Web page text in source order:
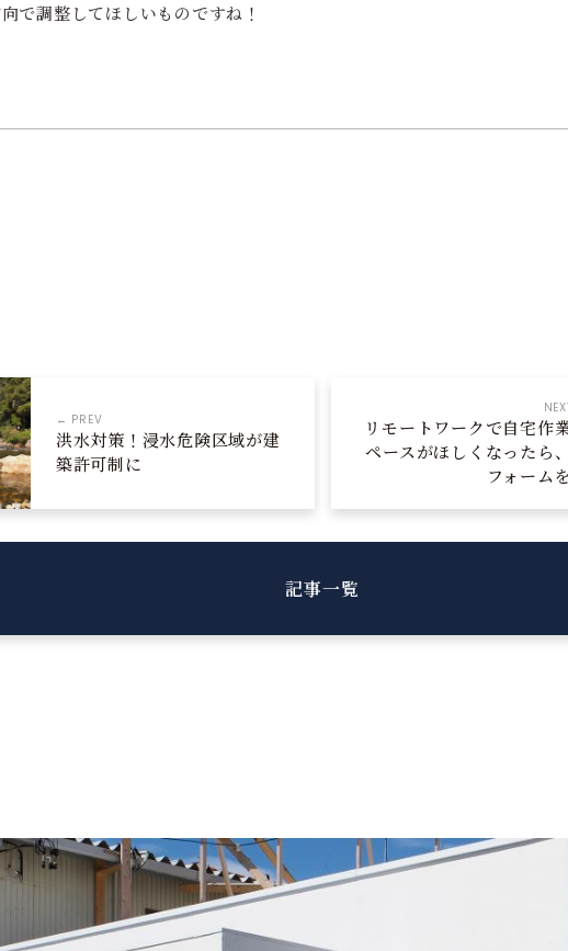
で調整してほしいものですね！
← PREV
洪水対策！浸水危険区域が建
築許可制に
リモートワークで自宅作
ペースがほしくなったら
フォーム
記事一覧